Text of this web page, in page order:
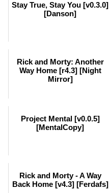
Stay True, Stay You [v0.3.0]
[Danson]
Rick and Morty: Another
Way Home [r4.3] [Night
Mirror]
Project Mental [v0.0.5]
[MentalCopy]
Rick and Morty - A Way
Back Home [v4.3] [Ferdafs]